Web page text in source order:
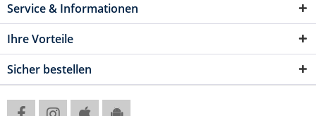
Service & Informationen
Ihre Vorteile
Sicher bestellen